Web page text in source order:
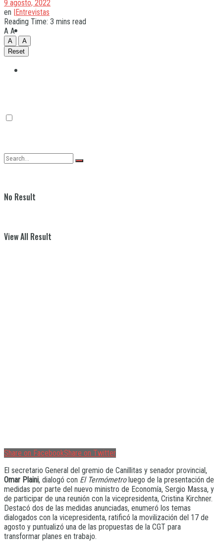
No Result
View All Result
9 agosto, 2022
en |Entrevistas
Reading Time: 3 mins read
A A
A
A
Reset
Share on FacebookShare on Twitter
El secretario General del gremio de Canillitas y senador provincial,
Omar Plaini, dialogó con El Termómetroluego de la presentación de
medidas por parte del nuevo ministro de Economía, Sergio Massa, y
de participar de una reunión con la vicepresidenta, Cristina Kirchner.
Destacó dos de las medidas anunciadas, enumeró los temas
dialogados con la vicepresidenta, ratificó la movilización del 17 de
agosto y puntualizó una de las propuestas de la CGT para
transformar planes en trabajo.